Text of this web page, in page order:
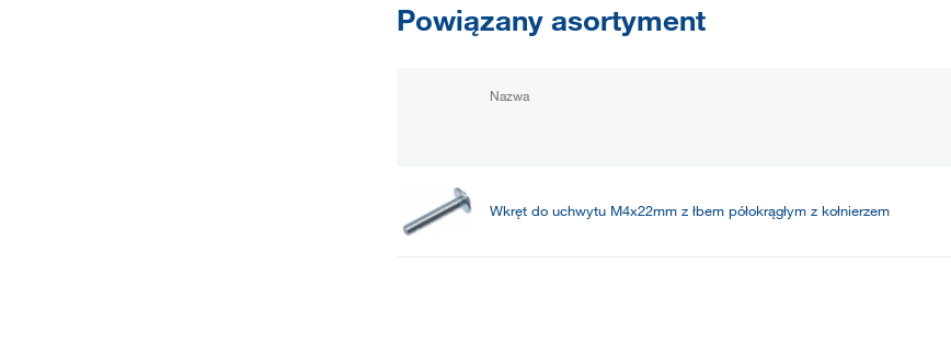
Powiązany asortyment
Nazwa
Wkręt do uchwytu M4x22mm z łbem półokrągłym z kołnierzem